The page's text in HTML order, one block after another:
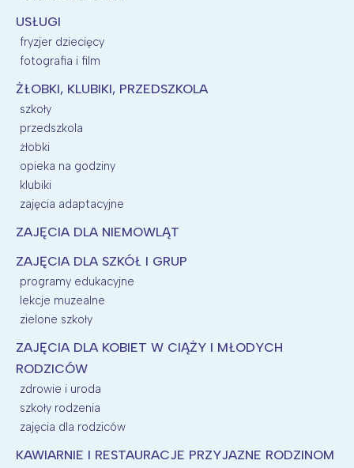
USŁUGI
fryzjer dziecięcy
fotografia i film
ŻŁOBKI, KLUBIKI, PRZEDSZKOLA
szkoły
przedszkola
żłobki
opieka na godziny
klubiki
zajęcia adaptacyjne
ZAJĘCIA DLA NIEMOWLĄT
ZAJĘCIA DLA SZKÓŁ I GRUP
programy edukacyjne
lekcje muzealne
zielone szkoły
ZAJĘCIA DLA KOBIET W CIĄŻY I MŁODYCH
RODZICÓW
zdrowie i uroda
szkoły rodzenia
zajęcia dla rodziców
KAWIARNIE I RESTAURACJE PRZYJAZNE RODZINOM